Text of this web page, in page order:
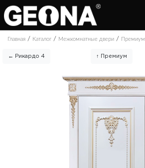
Главная / Каталог / Межкомнатные двери / Премиум
← Рикардо 4 ↑ Премиум